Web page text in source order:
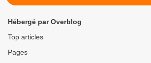
Hébergé par Overblog
Top articles
Pages